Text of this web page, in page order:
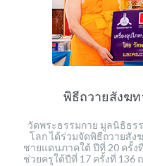
พิธีถวายสังฆท
วัดพระธรรมกาย มูลนิธิธ
โลก ได้ร่วมจัดพิธีถวายสั
ชายแดนภาคใต้ ปีที่ 20 ครั้
ช่วยครูใต้ปีที่ 17 ครั้งที่ 136